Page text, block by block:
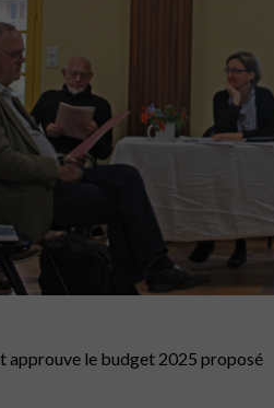
approuve le budget 2025 proposé